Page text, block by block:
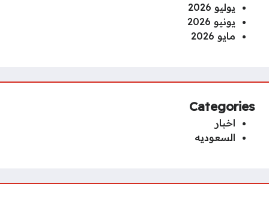
يوليو 2026
يونيو 2026
مايو 2026
Categories
اخبار
السعوديه